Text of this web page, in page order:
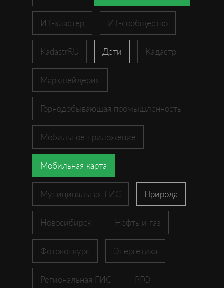
ИТ-кластер ИТ-сообщество
KadastrRU Дети Кадастр
Маркшейдерия
Горнодобывающая промышленность
Мобильное приложение
Мобильная карта
Муниципальная ГИС Природа
Новосибирск Нефть и газ
Фотоконкурс Энергетика
Региональная ГИС РГО